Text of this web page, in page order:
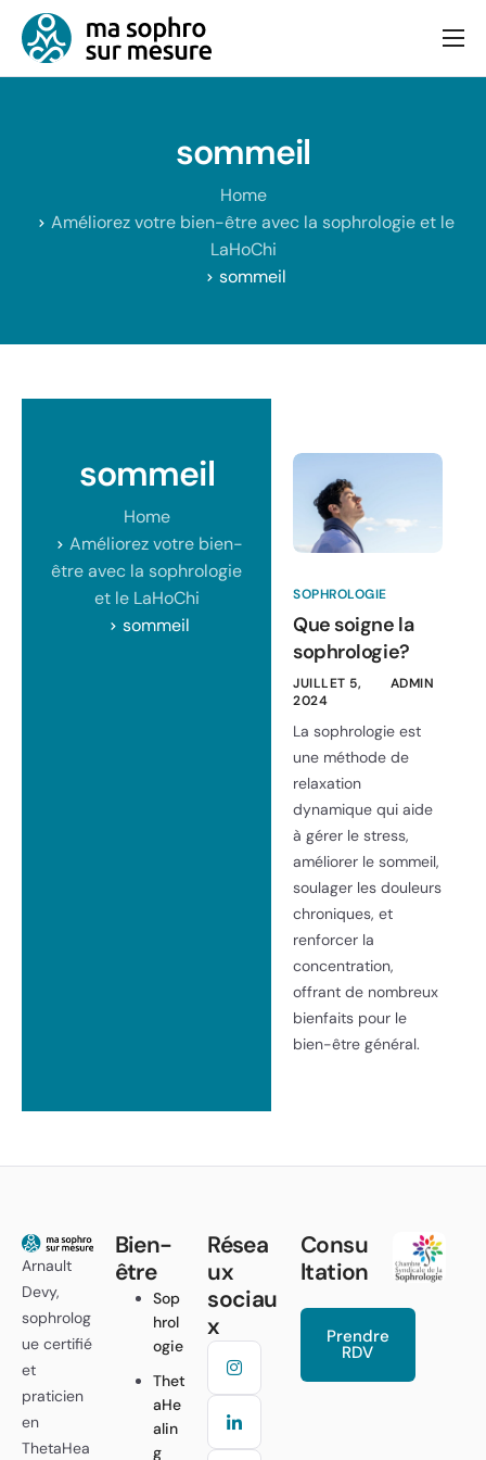
Consultation
Contact
sommeil
Home
Améliorez votre bien-être avec la sophrologie et le
LaHoChi
sommeil
sommeil
Home
Améliorez votre bien-
être avec la sophrologie
et le LaHoChi
sommeil
SOPHROLOGIE
Que soigne la
sophrologie?
JUILLET 5,
2024
ADMIN
La sophrologie est
une méthode de
relaxation
dynamique qui aide
à gérer le stress,
améliorer le sommeil,
soulager les douleurs
chroniques, et
renforcer la
concentration,
offrant de nombreux
bienfaits pour le
bien-être général.
Arnault
Devy,
sophrolog
ue certifié
et
praticien
en
ThetaHea
Bien-
être
Sop
hrol
ogie
Thet
aHe
alin
g
Résea
ux
sociau
x
Consu
ltation
Prendre
RDV